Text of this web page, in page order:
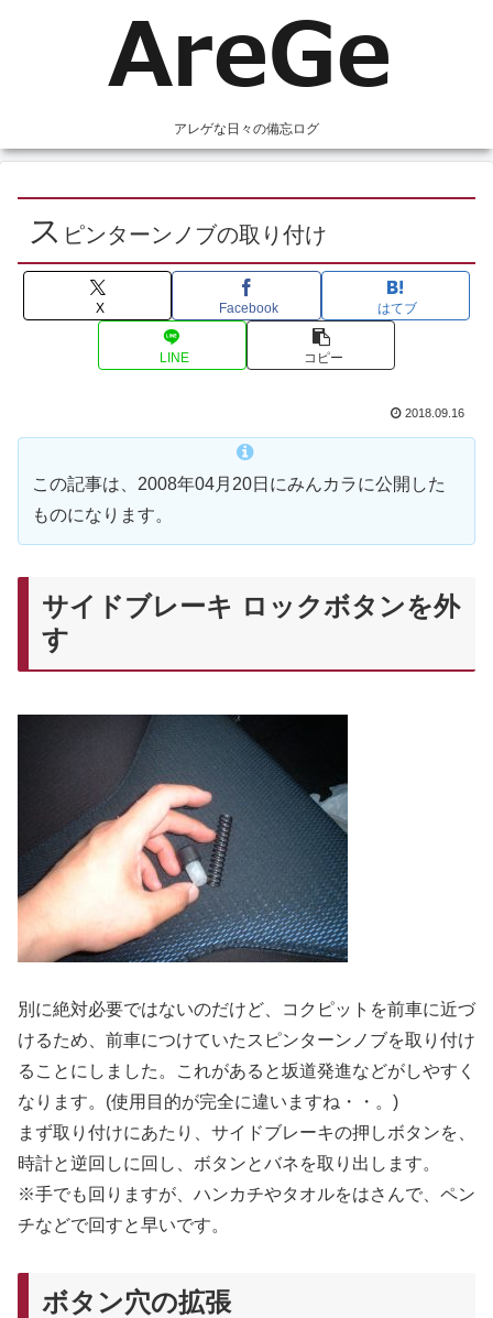
アレゲな日々の備忘ログ
ス ピンターンノブの取り付け
X Facebook はてブ
LINE コピー
2018.09.16
この記事は、2008年04月20日にみんカラに公開した
ものになります。
サイドブレーキ ロックボタンを外
す
別に絶対必要ではないのだけど、コクピットを前車に近づ
けるため、前車につけていたスピンターンノブを取り付け
ることにしました。これがあると坂道発進などがしやすく
なります。(使用目的が完全に違いますね・・。)
まず取り付けにあたり、サイドブレーキの押しボタンを、
時計と逆回しに回し、ボタンとバネを取り出します。
※手でも回りますが、ハンカチやタオルをはさんで、ペン
チなどで回すと早いです。
ボタン穴の拡張